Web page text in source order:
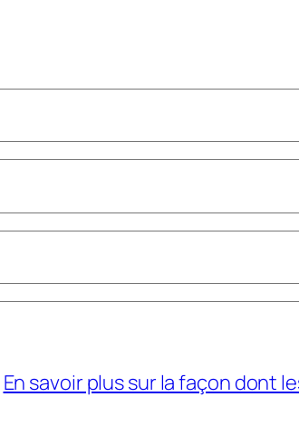
En savoir plus sur la façon dont